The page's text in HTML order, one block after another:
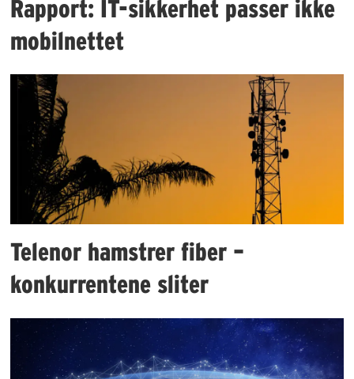
Rapport: IT-sikkerhet passer ikke
mobilnettet
Telenor hamstrer fiber –
konkurrentene sliter